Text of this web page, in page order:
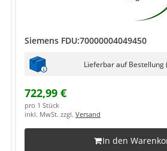
Siemens FDU:70000004049450
Lieferbar auf Bestellung
722,99 €
pro 1 Stück
inkl. MwSt. zzgl. Versand
In den